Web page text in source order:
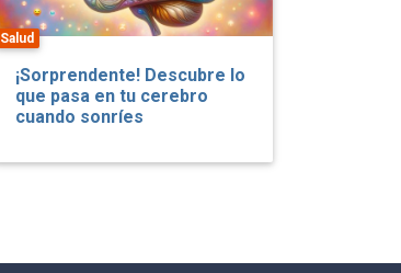
Salud
¡Sorprendente! Descubre lo
que pasa en tu cerebro
cuando sonríes